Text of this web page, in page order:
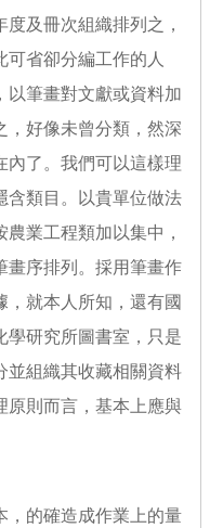
及冊次組織排列之，
可省卻分編工作的人
以筆畫對文獻或資料加
，好像未曾分類，然深
內了。我們可以這樣理
含類目。以貴單位做法
業工程類加以集中，
畫序排列。採用筆畫作
，就本人所知，還有國
學研究所圖書室，只是
並組織其收藏相關資料
原則而言，基本上應與
，的確造成作業上的量